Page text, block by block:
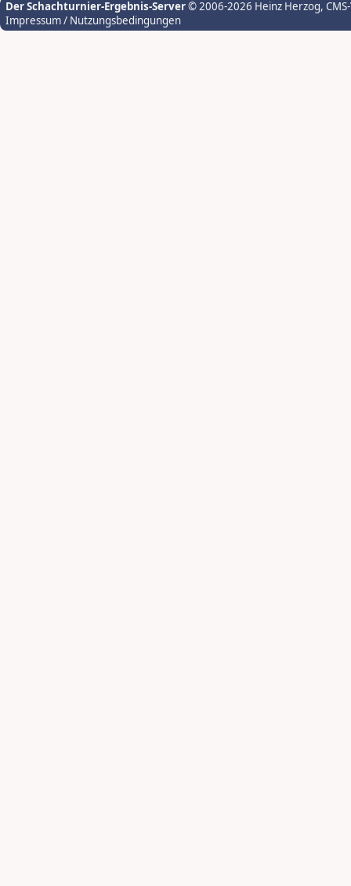
Der Schachturnier-Ergebnis-Server© 2006-2026 Heinz Herzog,
Impressum / Nutzungsbedingungen